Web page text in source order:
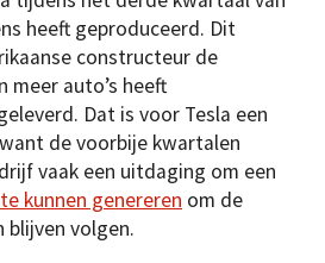
heeft geproduceerd. Dit
constructeur de
meer auto’s heeft
Dat is voor Tesla een
de voorbije kwartalen
vaak een uitdaging om een
kunnen genereren om de
blijven volgen.